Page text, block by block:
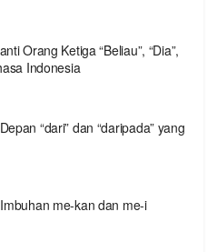
Orang Ketiga “Beliau”, “Dia”,
Indonesia
“dari” dan “daripada” yang
me-kan dan me-i